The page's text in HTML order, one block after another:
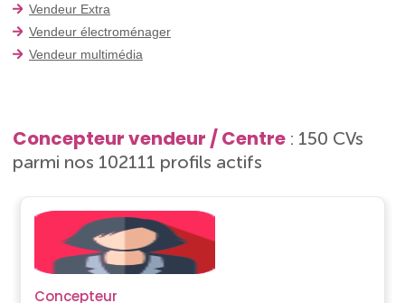
Vendeur Extra
Vendeur électroménager
Vendeur multimédia
Concepteur vendeur / Centre : 150 CVs
parmi nos 102111 profils actifs
Concepteur